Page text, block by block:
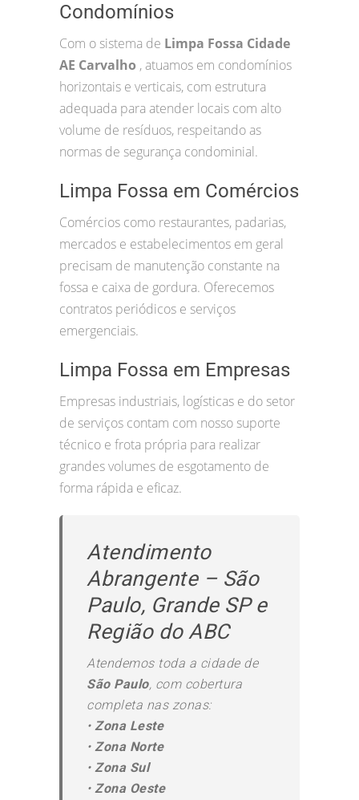
Condomínios
Com o sistema de Limpa Fossa Cidade
AE Carvalho , atuamos em condomínios
horizontais e verticais, com estrutura
adequada para atender locais com alto
volume de resíduos, respeitando as
normas de segurança condominial.
Limpa Fossa em Comércios
Comércios como restaurantes, padarias,
mercados e estabelecimentos em geral
precisam de manutenção constante na
fossa e caixa de gordura. Oferecemos
contratos periódicos e serviços
emergenciais.
Limpa Fossa em Empresas
Empresas industriais, logísticas e do setor
de serviços contam com nosso suporte
técnico e frota própria para realizar
grandes volumes de esgotamento de
forma rápida e eficaz.
Atendimento
Abrangente – São
Paulo, Grande SP e
Região do ABC
Atendemos toda a cidade de
São Paulo, com cobertura
completa nas zonas:
• Zona Leste
• Zona Norte
• Zona Sul
• Zona Oeste